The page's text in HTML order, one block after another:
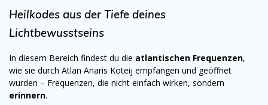
Heilkodes aus der Tiefe deines
Lichtbewusstseins
In diesem Bereich findest du die atlantischen Frequenzen,
wie sie durch Atlan Anaris Koteij empfangen und geöffnet
wurden – Frequenzen, die nicht einfach wirken, sondern
erinnern.